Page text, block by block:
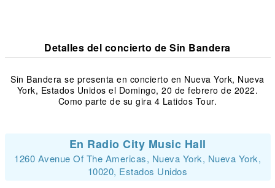
Detalles del concierto de Sin Bandera
Sin Bandera se presenta en concierto en Nueva York, Nueva
York, Estados Unidos el Domingo, 20 de febrero de 2022.
Como parte de su gira 4 Latidos Tour.
En Radio City Music Hall
1260 Avenue Of The Americas, Nueva York, Nueva York,
10020, Estados Unidos